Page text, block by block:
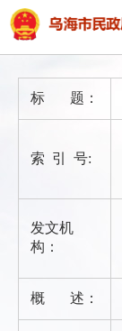
首页
标 题：
索 引 号:
发文机
构：
概 述：